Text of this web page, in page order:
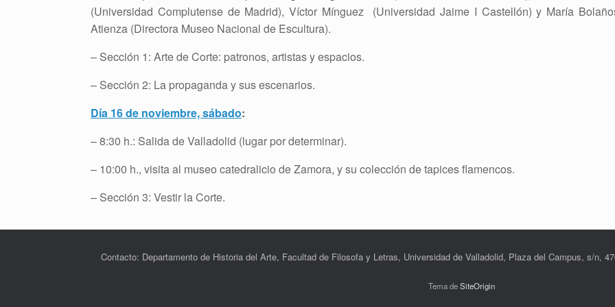
(Universidad Complutense de Madrid), Víctor Mínguez (Universidad Jaime I Castellón) y María
Atienza (Directora Museo Nacional de Escultura).
– Sección 1: Arte de Corte: patronos, artistas y espacios.
– Sección 2: La propaganda y sus escenarios.
Día 16 de noviembre, sábado:
–8:30 h.: Salida de Valladolid (lugar por determinar).
– 10:00 h., visita al museo catedralicio de Zamora, y su colección de tapices flamencos.
– Sección 3: Vestir la Corte.
Contacto: Departamento de Historia del Arte, Facultad de Filosofa y Letras, Universidad de Valladolid, Plaza del Campus, s/n,
Tema deSiteOrigin